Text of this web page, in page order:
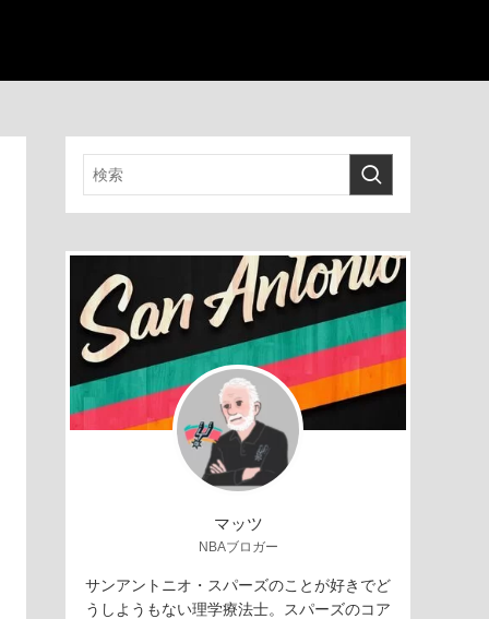
マッツ
NBAブロガー
サンアントニオ・スパーズのことが好きでど
うしようもない理学療法士。スパーズのコア